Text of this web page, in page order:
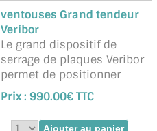
ventouses Grand tendeur
Veribor
Le grand dispositif de
serrage de plaques Veribor
permet de positionner
facilement et en toute
sécurité des composants
ou des plaques de grande
Prix : 990.00€ TTC